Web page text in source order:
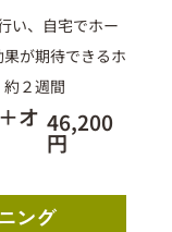
い、自宅でホー
が期待できるホ
２週間
オ 46,200
円
ング